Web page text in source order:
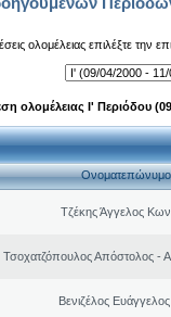
ολομέλειας επιλέξτε την
ολομέλειας Ι' Περιόδου
Ονοματεπώνυμο
Τζέκης Άγγελος
Τσοχατζόπουλος Απόστολος -
Βενιζέλος